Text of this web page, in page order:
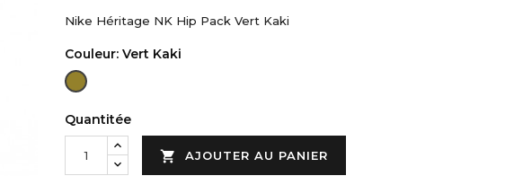
Nike Héritage NK Hip Pack Vert Kaki
Couleur: Vert Kaki
Vert
Quantitée
 AJOUTER AU PANIER